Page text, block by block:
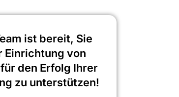
ist bereit, Sie
Einrichtung von
für den Erfolg Ihrer
zu unterstützen!